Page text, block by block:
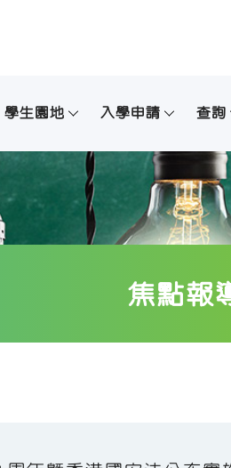
學生園地 入學申請 查詢
焦點報